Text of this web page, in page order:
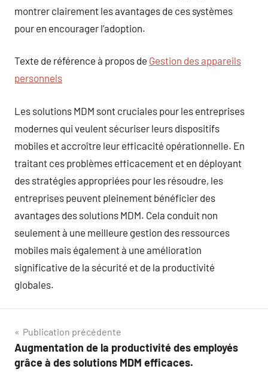
montrer clairement les avantages de ces systèmes
pour en encourager l’adoption.
Texte de référence à propos de Gestion des appareils
personnels
Les solutions MDM sont cruciales pour les entreprises
modernes qui veulent sécuriser leurs dispositifs
mobiles et accroître leur efficacité opérationnelle. En
traitant ces problèmes efficacement et en déployant
des stratégies appropriées pour les résoudre, les
entreprises peuvent pleinement bénéficier des
avantages des solutions MDM. Cela conduit non
seulement à une meilleure gestion des ressources
mobiles mais également à une amélioration
significative de la sécurité et de la productivité
globales.
Navigation
de
Publication précédente
Augmentation de la productivité des employés
grâce à des solutions MDM efficaces.